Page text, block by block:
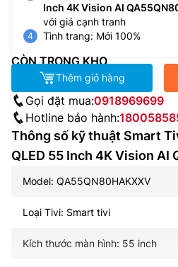
Inch 4K Vision AI
với giá cạnh tranh
Tình trang: Mới 100%
CÒN TRONG KHO
Thêm giỏ hàng
Gọi đặt mua:0918969699
Hotline bảo hành:
Thông số kỹ thuật Smart
QLED 55 Inch 4K Vision AI
Model: QA55QN80HAKXXV
Loại Tivi: Smart tivi
Kích thước màn hình: 55 inch